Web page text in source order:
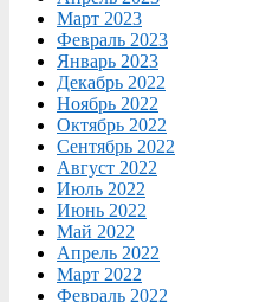
Март 2023
Февраль 2023
Январь 2023
Декабрь 2022
Ноябрь 2022
Октябрь 2022
Сентябрь 2022
Август 2022
Июль 2022
Июнь 2022
Май 2022
Апрель 2022
Март 2022
Февраль 2022